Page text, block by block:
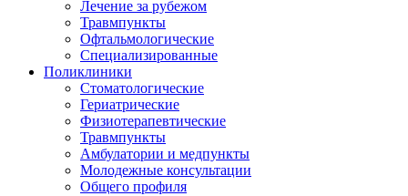
Лечение за рубежом
Травмпункты
Офтальмологические
Специализированные
Поликлиники
Стоматологические
Гериатрические
Физиотерапевтические
Травмпункты
Амбулатории и медпункты
Молодежные консультации
Общего профиля